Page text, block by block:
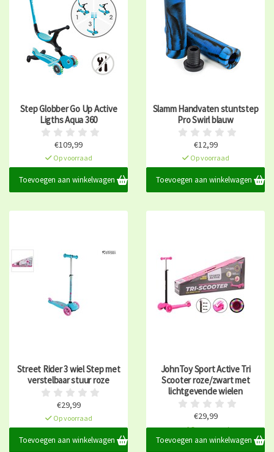
Step Globber Go Up Active
Ligths Aqua 360
€109,99
Op voorraad
Toevoegen aan winkelwagen
Slamm Handvaten stuntstep
Pro Swirl blauw
€12,99
Op voorraad
Toevoegen aan winkelwagen
Street Rider 3 wiel Step met
verstelbaar stuur roze
€29,99
Op voorraad
Toevoegen aan winkelwagen
JohnToy Sport Active Tri
Scooter roze/zwart met
lichtgevende wielen
€29,99
Op voorraad
Toevoegen aan winkelwagen